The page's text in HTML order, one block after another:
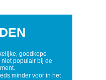
goedkope
populair bij de
minder voor in het